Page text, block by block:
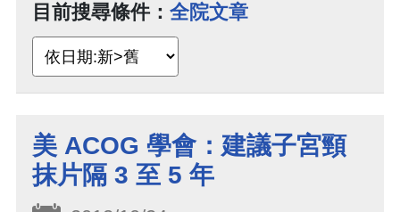
目前搜尋條件： 全院文章
美 ACOG 學會：建議子宮頸
抹片隔 3 至 5 年